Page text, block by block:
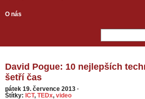
O nás
David Pogue: 10 nejlepších
šetří čas
pátek 19. července 2013 ·
Štítky: ICT, TEDx, video